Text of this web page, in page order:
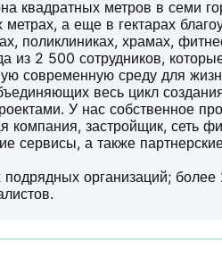
квадратных метров в семи
а еще в гектарах
поликлиниках, храмах,
из 2 500 сотрудников,
современную среду для
весь цикл
У нас собственное
компания, застройщик, сеть
сервисы, а также
организаций; более